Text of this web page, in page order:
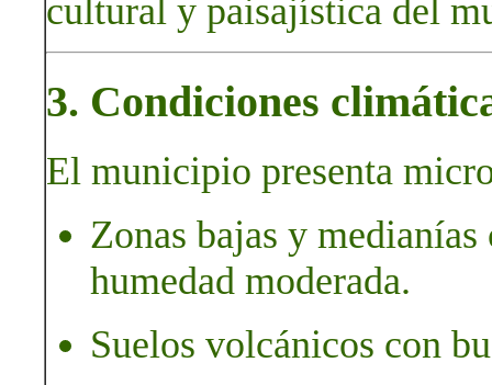
cultural y paisajística del
3. Condiciones
El municipio presenta
Zonas bajas y
humedad moderada.
Suelos volcánicos con